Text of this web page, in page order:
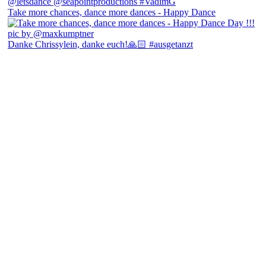
Take more chances, dance more dances - Happy Dance
Danke Chrissylein, danke euch!🙏🏻 #ausgetanzt